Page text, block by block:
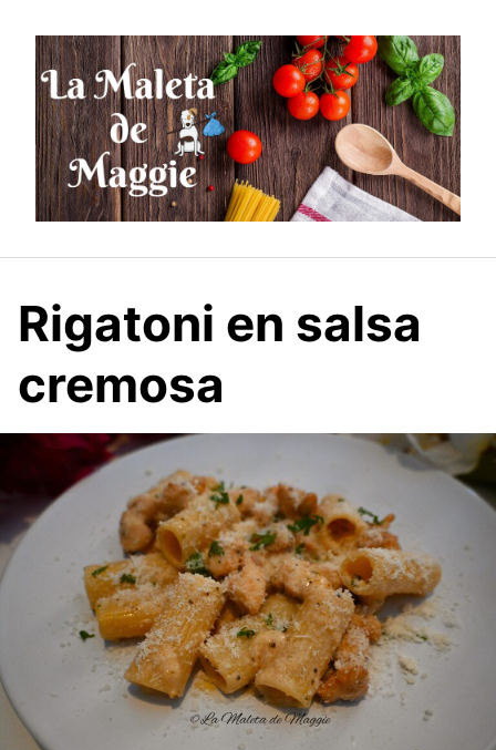
contenido
Rigatoni en salsa
cremosa